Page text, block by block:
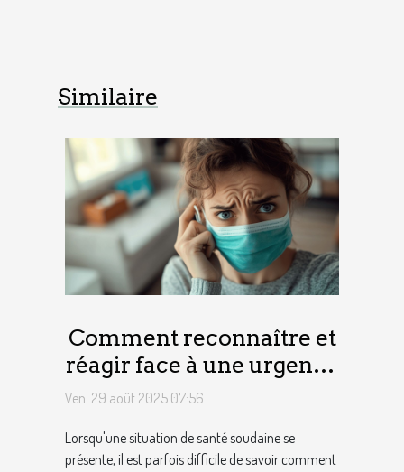
Similaire
Comment reconnaître et
réagir face à une urgence
sanitaire ?
Ven. 29 août 2025 07:56
Lorsqu'une situation de santé soudaine se
présente, il est parfois difficile de savoir comment